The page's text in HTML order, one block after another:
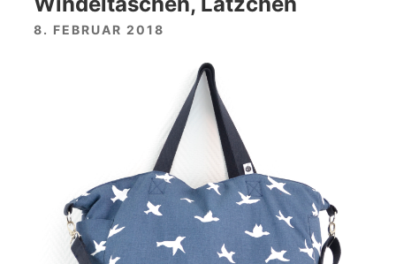
8. FEBRUAR 2018